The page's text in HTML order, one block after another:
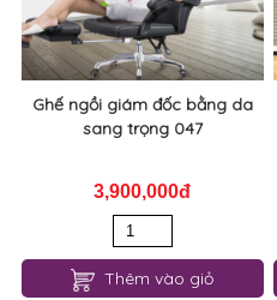
Ghế ngồi giám đốc bằng da
sang trọng 047
3,900,000đ
Thêm vào giỏ